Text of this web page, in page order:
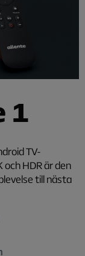
1
TV-
HDR är den
till nästa